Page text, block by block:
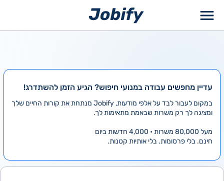
עדיין מחפשים עבודה במנועי חיפוש? הגיע הזמן להשתדרג!
במקום לעבור לבד על אלפי מודעות, Jobify מנתחת את קורות החיים שלך
ומציגה לך רק משרות שבאמת מתאימות לך.
מעל 80,000 משרות • 4,000 חדשות ביום
חינם. בלי פרסומות. בלי אותיות קטנות.